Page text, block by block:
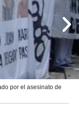
por el asesinato de